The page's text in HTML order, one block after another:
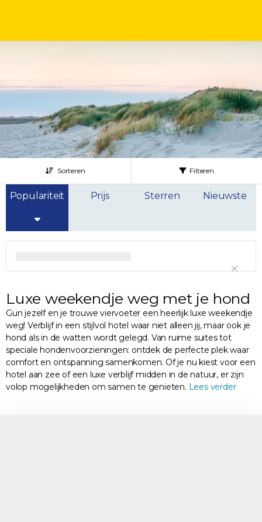
Sorteren Filteren
Populariteit Prijs Sterren Nieuwste
Luxe weekendje weg met je hond
Gun jezelf en je trouwe viervoeter een heerlijk luxe weekendje
weg! Verblijf in een stijlvol hotel waar niet alleen jij, maar ook je
hond als in de watten wordt gelegd. Van ruime suites tot
speciale hondenvoorzieningen: ontdek de perfecte plek waar
comfort en ontspanning samenkomen. Of je nu kiest voor een
hotel aan zee of een luxe verblijf midden in de natuur, er zijn
volop mogelijkheden om samen te genieten. Lees verder